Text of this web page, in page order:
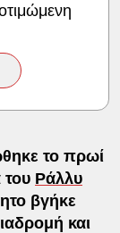
το πρωί
του Ράλλυ
βγήκε
και